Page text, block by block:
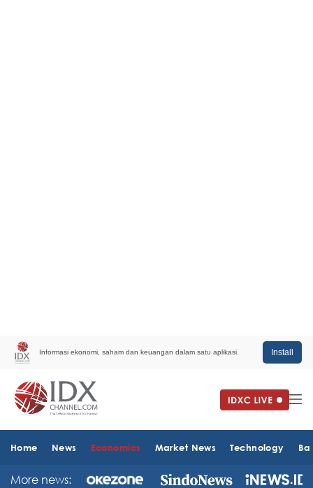
Informasi ekonomi, saham dan keuangan dalam satu aplikasi. Install
Home News Economics Market News Technology
More news: